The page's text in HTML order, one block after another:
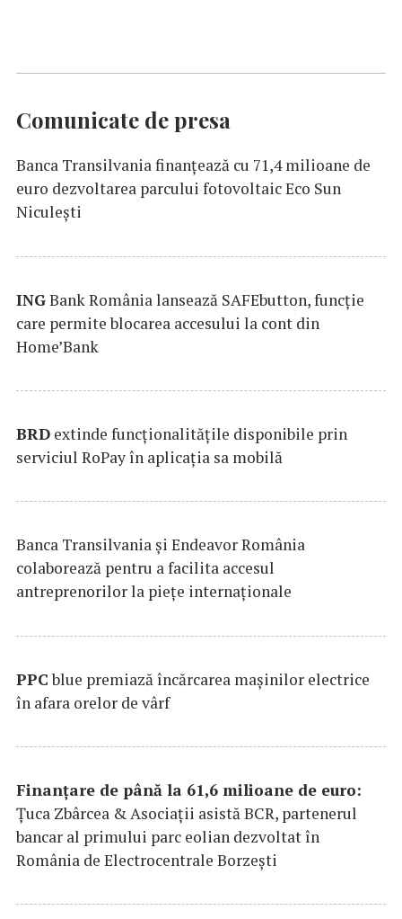
Comunicate de presa
Banca Transilvania finanțează cu 71,4 milioane de
euro dezvoltarea parcului fotovoltaic Eco Sun
Niculești
INGBank România lansează SAFEbutton, funcţie
care permite blocarea accesului la cont din
Home’Bank
BRD extinde funcţionalităţile disponibile prin
serviciul RoPay în aplicaţia sa mobilă
Banca Transilvania şi Endeavor România
colaborează pentru a facilita accesul
antreprenorilor la pieţe internaţionale
PPCblue premiază încărcarea maşinilor electrice
în afara orelor de vârf
Finanțare de până la 61,6 milioane de euro:
Țuca Zbârcea & Asociații asistă BCR, partenerul
bancar al primului parc eolian dezvoltat în
România de Electrocentrale Borzești